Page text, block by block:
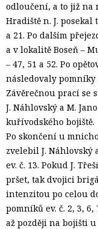
odloučení, a to již na
Hradiště n. J. posekal
a 21. Po dalším
a v lokalitě Boseň –
– 47, 51 a 52. Po
následovaly pomníky
Závěrečnou prací se
J. Náhlovský a M.
kuřívodského bojiště.
Po skončení u
zvelebil J. Náhlovský
ev. č. 13. Pokud J.
pršet, tak dvojici
intenzitou po celou
pomníků ev. č. 2, 3,
až později na bojišti